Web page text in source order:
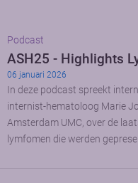
Podcast
ASH25 - Highlights
06 januari 2026
In deze podcast spreekt
internist-hematoloog Marie
Amsterdam UMC, over de
lymfomen die werden